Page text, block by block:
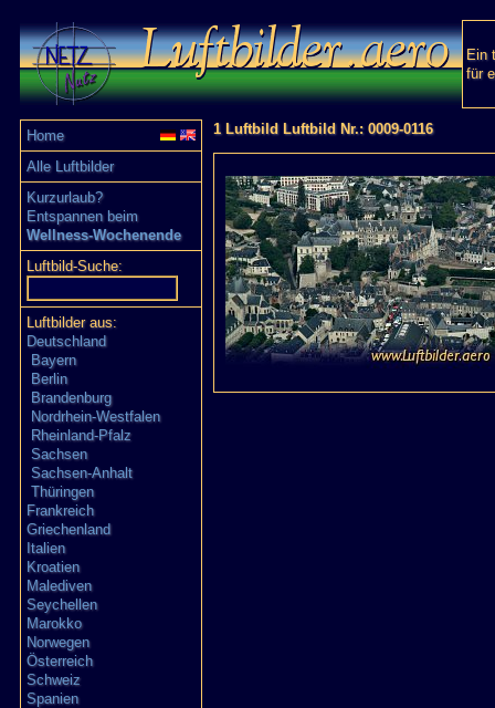
Ein
für
Home
Alle Luftbilder
Kurzurlaub?
Entspannen beim
Wellness-Wochenende
Luftbild-Suche:
Luftbilder aus:
Deutschland
Bayern
Berlin
Brandenburg
Nordrhein-Westfalen
Rheinland-Pfalz
Sachsen
Sachsen-Anhalt
Thüringen
Frankreich
Griechenland
Italien
Kroatien
Malediven
Seychellen
Marokko
Norwegen
Österreich
Schweiz
Spanien
1 Luftbild Luftbild Nr.: 0009-0116